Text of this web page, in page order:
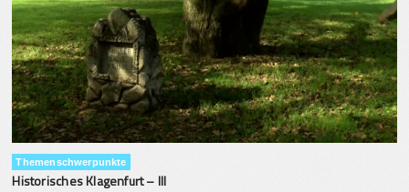
Themenschwerpunkte
Historisches Klagenfurt – III